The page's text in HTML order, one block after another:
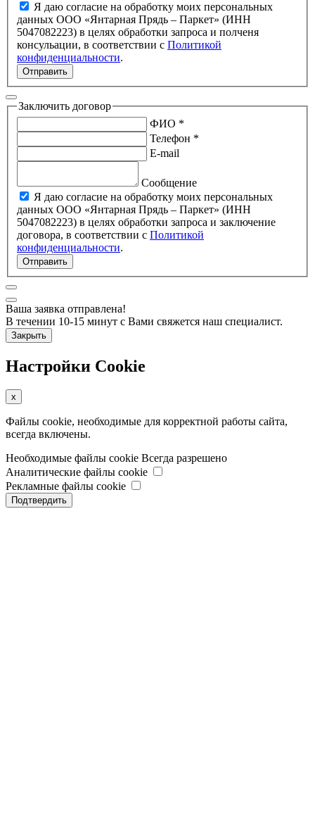
Я даю согласие на обработку моих персональных
данных ООО «Янтарная Прядь – Паркет» (ИНН
5047082223) в целях обработки запроса и полченя
консульации, в соответствии с Политикой
конфиденциальности.
Отправить
Заключить договор
ФИО *
Телефон *
E-mail
Сообщение
Я даю согласие на обработку моих персональных
данных ООО «Янтарная Прядь – Паркет» (ИНН
5047082223) в целях обработки запроса и заключение
договора, в соответствии с Политикой
конфиденциальности.
Отправить
Ваша заявка отправлена!
В течении 10-15 минут с Вами свяжется наш специалист.
Закрыть
Настройки Cookie
x
Файлы cookie, необходимые для корректной работы сайта,
всегда включены.
Необходимые файлы cookie Всегда разрешено
Аналитические файлы cookie
Рекламные файлы cookie
Подтвердить